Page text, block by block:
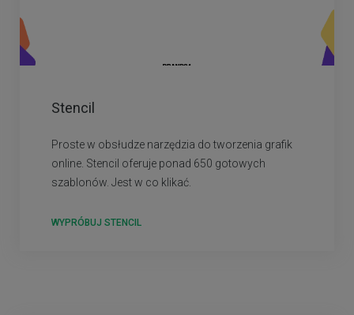
Stencil
Proste w obsłudze narzędzia do tworzenia grafik
online. Stencil oferuje ponad 650 gotowych
szablonów. Jest w co klikać.
WYPRÓBUJ STENCIL